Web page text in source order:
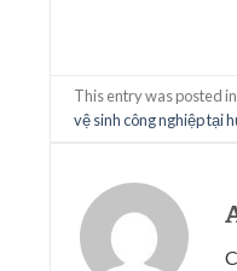
This entry was posted
vệ sinh công nghiệp tại